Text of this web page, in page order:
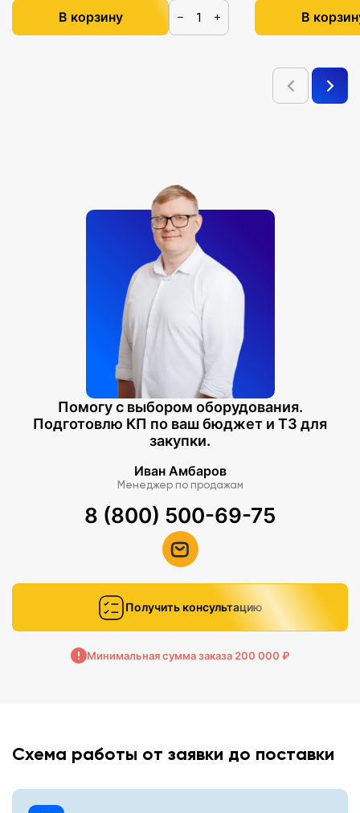
В корзину − + В
Помогу с выбором оборудования.
Подготовлю КП по ваш бюджет и ТЗ для
закупки.
Иван Амбаров
Менеджер по продажам
8 (800) 500-69-75
Получить консультацию
Минимальная сумма заказа 200 000 ₽
Схема работы от заявки до поставки